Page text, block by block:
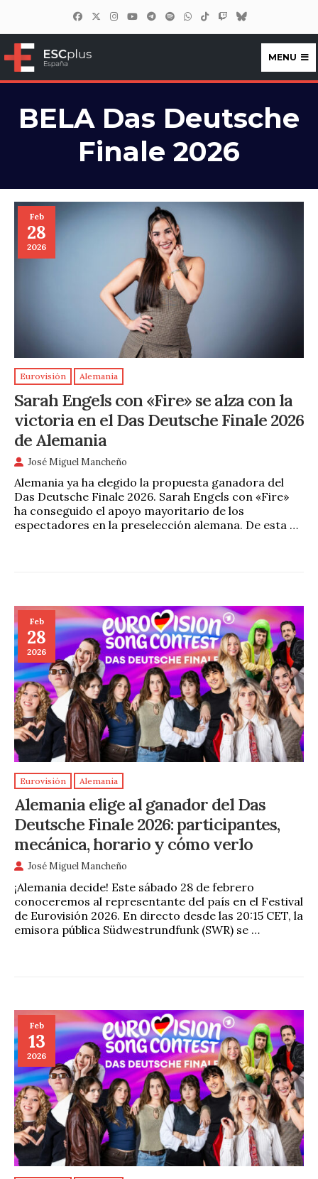
ESCplus España
MENU
BELA Das Deutsche
Finale 2026
Feb
28
2026
Eurovisión Alemania
Sarah Engels con «Fire» se alza con la
victoria en el Das Deutsche Finale 2026
de Alemania
José Miguel Mancheño
Alemania ya ha elegido la propuesta ganadora del
Das Deutsche Finale 2026. Sarah Engels con «Fire»
ha conseguido el apoyo mayoritario de los
espectadores en la preselección alemana. De esta …
Feb
28
2026
Eurovisión Alemania
Alemania elige al ganador del Das
Deutsche Finale 2026: participantes,
mecánica, horario y cómo verlo
José Miguel Mancheño
¡Alemania decide! Este sábado 28 de febrero
conoceremos al representante del país en el Festival
de Eurovisión 2026. En directo desde las 20:15 CET, la
emisora pública Südwestrundfunk (SWR) se …
Feb
13
2026